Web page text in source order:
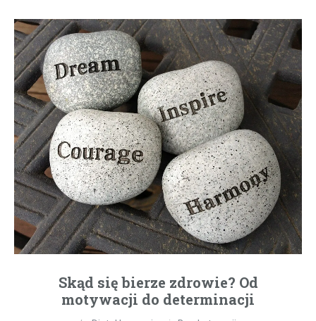
Skąd się bierze zdrowie? Od
motywacji do determinacji